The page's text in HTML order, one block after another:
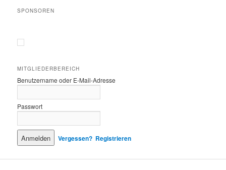
SPONSOREN
MITGLIEDERBEREICH
Benutzername oder E-Mail-Adresse
Passwort
Vergessen? Registrieren